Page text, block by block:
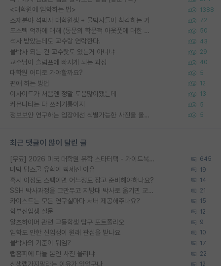
<대학원에 입학하는 법> 1388
소재분야 석박사 대학원생 + 물박사들이 착각하는 거 72
포스텍 억까에 대해 (동문의 학문적 아웃풋에 대한 반박) 50
석사 받았는데도 교수랑 연락한다. 43
물박사 되는 건 교수탓도 있는거 아니냐 29
교수님이 슬럼프에 빠지게 되는 과정 40
대학원 어디로 가야할까요? 5
편애 하는 방법 12
이사이트가 처음엔 정말 도움많이됐는데 13
커뮤니티는 다 쓰레기통이지 5
정보보안 연구하는 입장에선 식별가능한 사진을 올리는건 비추이긴함 5
최근 댓글이 많이 달린 글
[무료] 2026 미국 대학원 유학 스타터팩 - 가이드북 & 합격자 컨택메일 템플릿 645
미박 탑스쿨 유학이 빡세진 이유 19
혹시 이정도 스펙이면 어느정도 잡고 준비해야하나요? 14
SSH 박사과정을 그만두고 지방대 박사로 옮기면 교수의 꿈은 끝일까요? 21
카이스트는 모든 연구실마다 서버 제공해주나요? 15
학부신입생 질문 12
알츠하이머 관련 고등학생 탐구 포트폴리오 9
입학도 안한 신입생이 원래 관심을 받나요 10
물박사의 기준이 뭐임? 17
랩홈피에 다들 본인 사진 올리냐 22
신생랩가지말라는 이유가 있었구나 12